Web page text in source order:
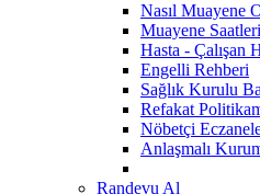
Nasıl Muayene
Muayene Saatleri
Hasta - Çalışan
Engelli Rehberi
Sağlık Kurulu
Refakat
Nöbetçi
Anlaşmalı
Randevu Al